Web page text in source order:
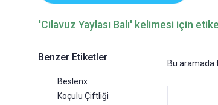
'Cilavuz Yaylası Balı' kelimesi için
Benzer Etiketler
Beslenx
Koçulu Çiftliği
Bu aramada